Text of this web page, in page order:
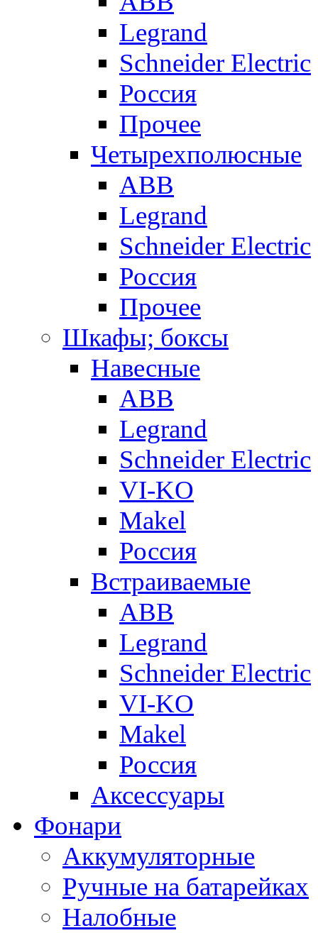
Legrand
Schneider Electric
Россия
Прочее
Четырехполюсные
ABB
Legrand
Schneider Electric
Россия
Прочее
Шкафы; боксы
Навесные
ABB
Legrand
Schneider Electric
VI-KO
Makel
Россия
Встраиваемые
ABB
Legrand
Schneider Electric
VI-KO
Makel
Россия
Аксессуары
Фонари
Аккумуляторные
Ручные на батарейках
Налобные